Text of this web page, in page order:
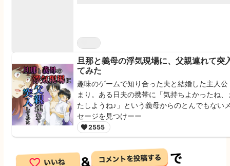
旦那と義母の浮気現場に、父親連れて突
てみた
趣味のゲームで知り合った夫と結婚した主人公
まり。ある日夫の携帯に「気持ちよかったね、
たしようね♪」という義母からのとんでもない
セージを見つけーー
2555